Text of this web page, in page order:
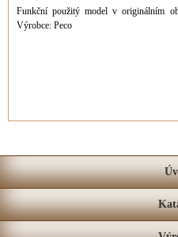
Funkční použitý model v originálním
Výrobce: Peco